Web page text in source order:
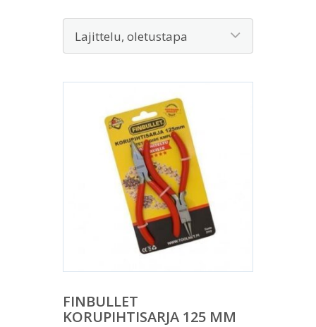
FINBULLET
KORUPIHTISARJA 125 MM